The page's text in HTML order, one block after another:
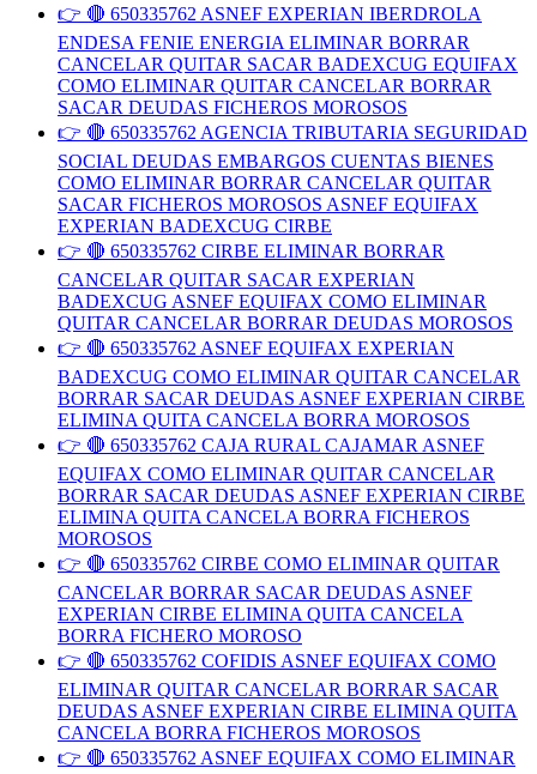
👉 🔴 650335762 ASNEF EXPERIAN IBERDROLA
ENDESA FENIE ENERGIA ELIMINAR BORRAR
CANCELAR QUITAR SACAR BADEXCUG EQUIFAX
COMO ELIMINAR QUITAR CANCELAR BORRAR
SACAR DEUDAS FICHEROS MOROSOS
👉 🔴 650335762 AGENCIA TRIBUTARIA SEGURIDAD
SOCIAL DEUDAS EMBARGOS CUENTAS BIENES
COMO ELIMINAR BORRAR CANCELAR QUITAR
SACAR FICHEROS MOROSOS ASNEF EQUIFAX
EXPERIAN BADEXCUG CIRBE
👉 🔴 650335762 CIRBE ELIMINAR BORRAR
CANCELAR QUITAR SACAR EXPERIAN
BADEXCUG ASNEF EQUIFAX COMO ELIMINAR
QUITAR CANCELAR BORRAR DEUDAS MOROSOS
👉 🔴 650335762 ASNEF EQUIFAX EXPERIAN
BADEXCUG COMO ELIMINAR QUITAR CANCELAR
BORRAR SACAR DEUDAS ASNEF EXPERIAN CIRBE
ELIMINA QUITA CANCELA BORRA MOROSOS
👉 🔴 650335762 CAJA RURAL CAJAMAR ASNEF
EQUIFAX COMO ELIMINAR QUITAR CANCELAR
BORRAR SACAR DEUDAS ASNEF EXPERIAN CIRBE
ELIMINA QUITA CANCELA BORRA FICHEROS
MOROSOS
👉 🔴 650335762 CIRBE COMO ELIMINAR QUITAR
CANCELAR BORRAR SACAR DEUDAS ASNEF
EXPERIAN CIRBE ELIMINA QUITA CANCELA
BORRA FICHERO MOROSO
👉 🔴 650335762 COFIDIS ASNEF EQUIFAX COMO
ELIMINAR QUITAR CANCELAR BORRAR SACAR
DEUDAS ASNEF EXPERIAN CIRBE ELIMINA QUITA
CANCELA BORRA FICHEROS MOROSOS
👉 🔴 650335762 ASNEF EQUIFAX COMO ELIMINAR